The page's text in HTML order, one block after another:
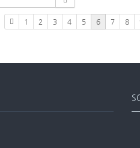
1 2 3 4 5 6 7 8